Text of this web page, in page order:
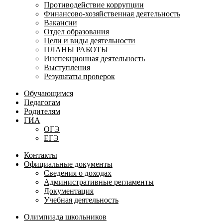
Противодействие коррупции
Финансово-хозяйственная деятельность
Вакансии
Отдел образования
Цели и виды деятельности
ПЛАНЫ РАБОТЫ
Инспекционная деятельность
Выступления
Результаты проверок
Обучающимся
Педагогам
Родителям
ГИА
ОГЭ
ЕГЭ
Контакты
Официальные документы
Сведения о доходах
Административные регламенты
Документация
Учебная деятельность
Олимпиада школьников